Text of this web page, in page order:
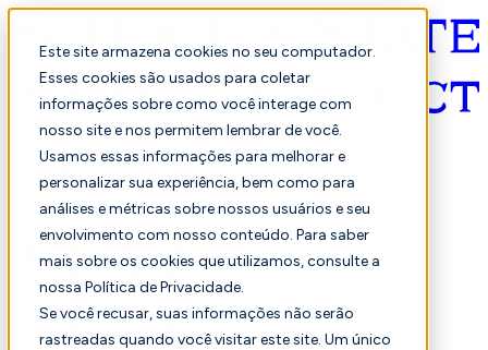
Este site armazena cookies no seu computador.
Esses cookies são usados para coletar
informações sobre como você interage com
nosso site e nos permitem lembrar de você.
Usamos essas informações para melhorar e
personalizar sua experiência, bem como para
análises e métricas sobre nossos usuários e seu
envolvimento com nosso conteúdo. Para saber
mais sobre os cookies que utilizamos, consulte a
nossa Política de Privacidade.
Se você recusar, suas informações não serão
rastreadas quando você visitar este site. Um único
Português
Selecionado Comparação